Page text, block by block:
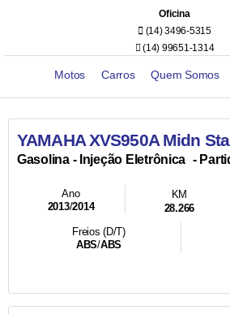
Oficina
(14) 3496-5315
(14) 99651-1314
Motos Carros Quem Somos
YAMAHA XVS950A Midn
Gasolina- Injeção Eletrônica -
Ano
2013/2014
KM
28.266
Freios (D/T)
ABS/ABS